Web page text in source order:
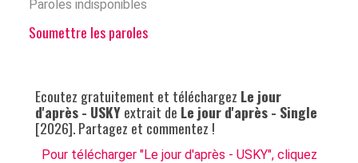
Paroles indisponibles
Soumettre les paroles
Ecoutez gratuitement et téléchargez Le jour
d'après - USKYextrait de Le jour d'après - Single
[2026]. Partagez et commentez !
Pour télécharger "Le jour d'après - USKY", cliquez